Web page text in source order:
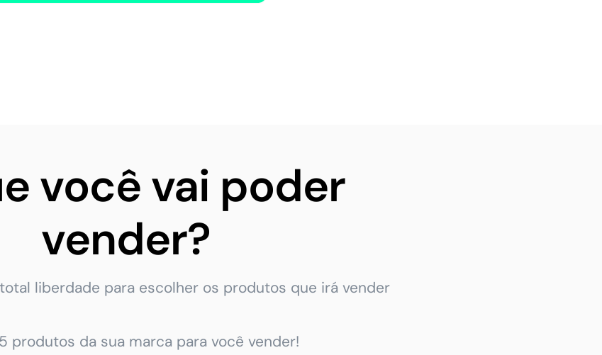
você vai poder
vender?
liberdade para escolher os produtos que irá vender
produtos da sua marca para você vender!